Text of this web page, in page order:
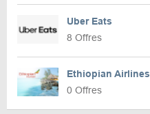
Uber Eats
8 Offres
Ethiopian Airlines
0 Offres